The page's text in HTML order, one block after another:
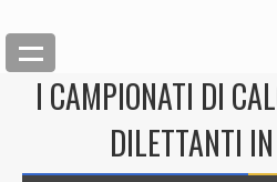
I CAMPIONATI DI
DILETTANTI